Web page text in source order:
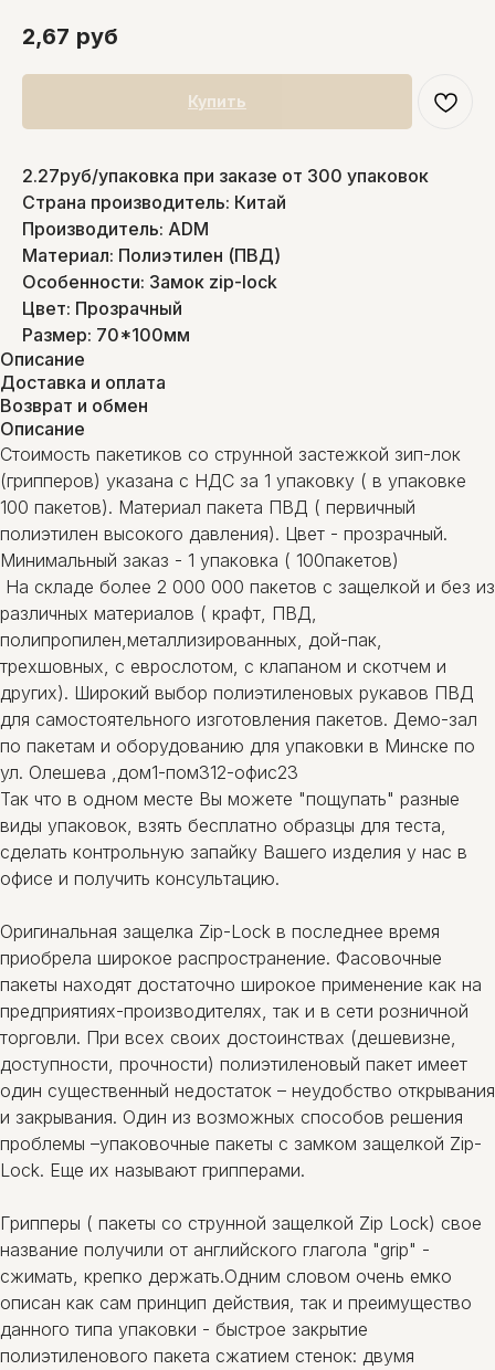
2,67 руб
Купить
2.27руб/упаковка при заказе от 300 упаковок
Страна производитель: Китай
Производитель: ADM
Материал: Полиэтилен (ПВД)
Особенности: Замок zip-lock
Цвет: Прозрачный
Размер: 70*100мм
Описание
Доставка и оплата
Возврат и обмен
Описание
Стоимость пакетиков со струнной застежкой зип-лок
(грипперов) указана с НДС за 1 упаковку ( в упаковке
100 пакетов). Материал пакета ПВД ( первичный
полиэтилен высокого давления). Цвет - прозрачный.
Минимальный заказ - 1 упаковка ( 100пакетов)
На складе более 2 000 000 пакетов с защелкой и без из
различных материалов ( крафт, ПВД,
полипропилен,металлизированных, дой-пак,
трехшовных, с еврослотом, с клапаном и скотчем и
других). Широкий выбор полиэтиленовых рукавов ПВД
для самостоятельного изготовления пакетов. Демо-зал
по пакетам и оборудованию для упаковки в Минске по
ул. Олешева ,дом1-пом312-офис23
Так что в одном месте Вы можете "пощупать" разные
виды упаковок, взять бесплатно образцы для теста,
сделать контрольную запайку Вашего изделия у нас в
офисе и получить консультацию.
Оригинальная защелка Zip-Lock в последнее время
приобрела широкое распространение. Фасовочные
пакеты находят достаточно широкое применение как на
предприятиях-производителях, так и в сети розничной
торговли. При всех своих достоинствах (дешевизне,
доступности, прочности) полиэтиленовый пакет имеет
один существенный недостаток – неудобство открывания
и закрывания. Один из возможных способов решения
проблемы –упаковочные пакеты с замком защелкой Zip-
Lock. Еще их называют грипперами.
Грипперы ( пакеты со струнной защелкой Zip Lock) свое
название получили от английского глагола "grip" -
сжимать, крепко держать.Одним словом очень емко
описан как сам принцип действия, так и преимущество
данного типа упаковки - быстрое закрытие
полиэтиленового пакета сжатием стенок: двумя